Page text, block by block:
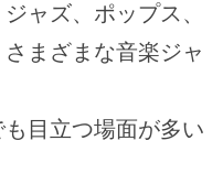
ャズ、ポップス、
まざまな音楽ジャ
目立つ場面が多い